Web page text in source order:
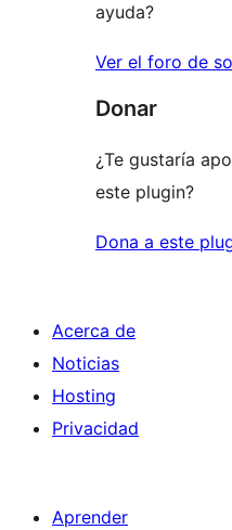
ayuda?
Ver el foro de
Donar
¿Te gustaría
este plugin?
Dona a este
Acerca de
Noticias
Hosting
Privacidad
Aprender